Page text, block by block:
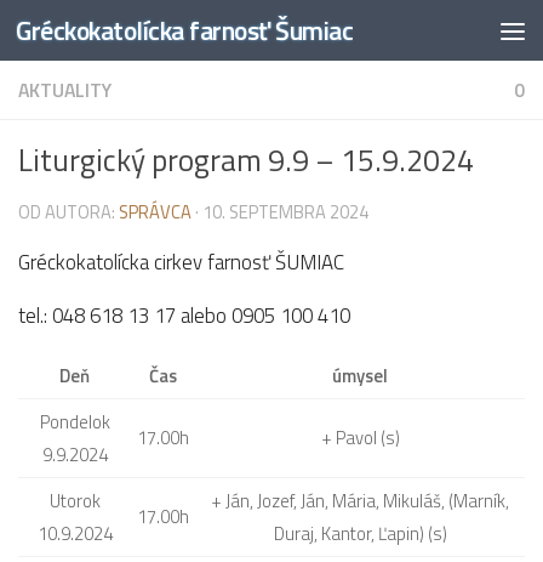
Preskočiť na obsah
Gréckokatolícka farnosť Šumiac
AKTUALITY 0
Liturgický program 9.9 – 15.9.2024
OD AUTORA: SPRÁVCA· 10. SEPTEMBRA 2024
Gréckokatolícka cirkev farnosť ŠUMIAC
tel.: 048 618 13 17 alebo 0905 100 410
Deň Čas
úmysel
Pondelok
9.9.2024
17.00h + Pavol (s)
Utorok
10.9.2024
17.00h
+ Ján, Jozef, Ján, Mária, Mikuláš, (Marník,
Duraj, Kantor, Ľapin) (s)